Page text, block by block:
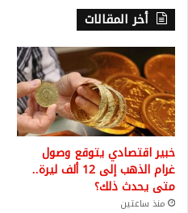
أخر المقالات
خبير اقتصادي يتوقع وصول
غرام الذهب إلى 12 ألف ليرة..
متى يحدث ذلك؟
منذ ساعتين